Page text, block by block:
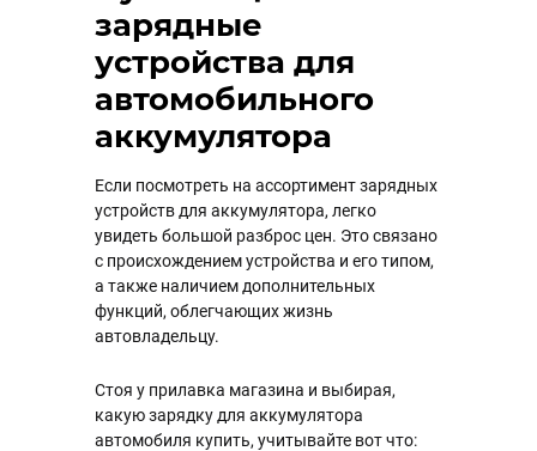
зарядные
устройства для
автомобильного
аккумулятора
Если посмотреть на ассортимент зарядных
устройств для аккумулятора, легко
увидеть большой разброс цен. Это связано
с происхождением устройства и его типом,
а также наличием дополнительных
функций, облегчающих жизнь
автовладельцу.
Стоя у прилавка магазина и выбирая,
какую зарядку для аккумулятора
автомобиля купить, учитывайте вот что: